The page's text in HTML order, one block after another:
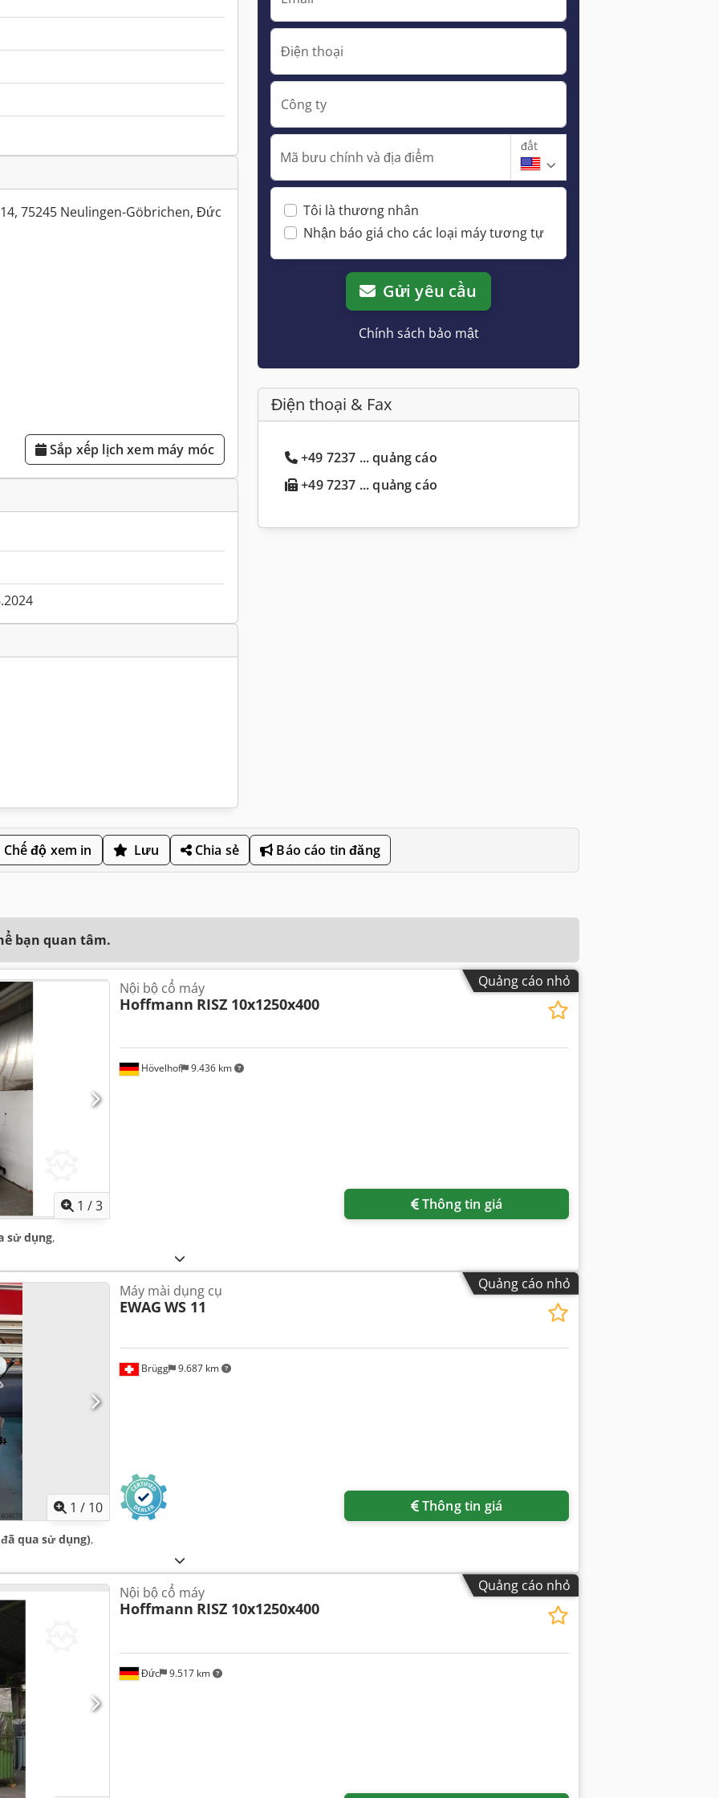
75245 Neulingen-Göbrichen, Đức
Sắp xếp lịch xem máy móc
Điện thoại
Công ty
Mã bưu chính và địa điểm
đất
Tôi là thương nhân
Nhận báo giá cho các loại máy tương tự
Gửi yêu cầu
Chính sách bảo mật
Điện thoại & Fax
+49 7237 ... quảng cáo
+49 7237 ... quảng cáo
Chế độ xem in Lưu Chia sẻ Báo cáo tin đăng
bạn quan tâm.
Quảng cáo nhỏ
1 /3
Hövelhof 9.436 km
Nội bộ cổ máy
Hoffmann RISZ 10x1250x400
Thông tin giá
sử dụng,
Quảng cáo nhỏ
1 / 10
Brügg 9.687 km
Máy mài dụng cụ
EWAG WS 11
Thông tin giá
qua sử dụng),
Quảng cáo nhỏ
Đức 9.517 km
Nội bộ cổ máy
Hoffmann RISZ 10x1250x400